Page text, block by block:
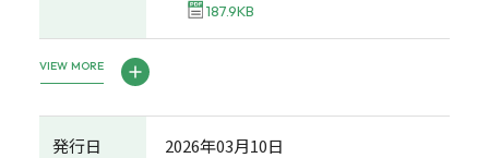
187.9KB
VIEW MORE
発行日 2026年03月10日